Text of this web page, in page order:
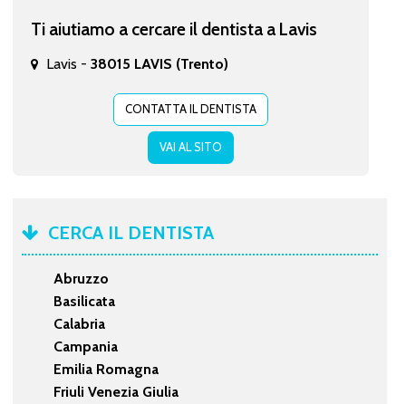
Ti aiutiamo a cercare il dentista a Lavis
Lavis - 38015 LAVIS (Trento)
CONTATTA IL DENTISTA
VAI AL SITO
CERCA IL DENTISTA
Abruzzo
Basilicata
Calabria
Campania
Emilia Romagna
Friuli Venezia Giulia